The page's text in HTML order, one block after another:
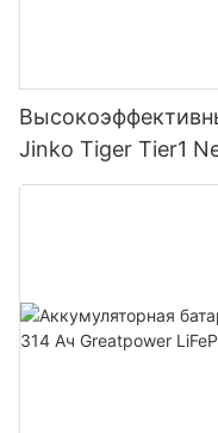
Jinko Tiger Tier1
590 Вт, 620 Вт,